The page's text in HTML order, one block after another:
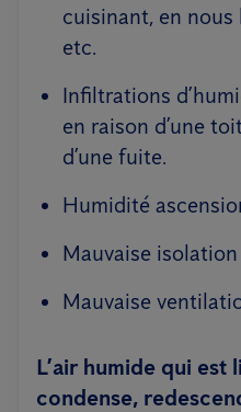
cuisinant, en
etc.
Infiltrations
en raison d’une
d’une fuite.
Humidité
Mauvaise isolation
Mauvaise
L’air humide qui est
condense,